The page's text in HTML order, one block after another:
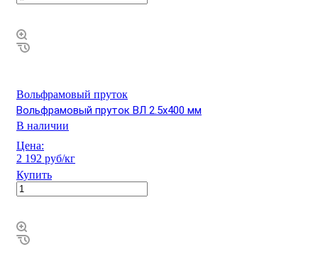
Вольфрамовый пруток
Вольфрамовый пруток ВЛ 2.5х400 мм
В наличии
Цена:
2 192 руб/кг
Купить